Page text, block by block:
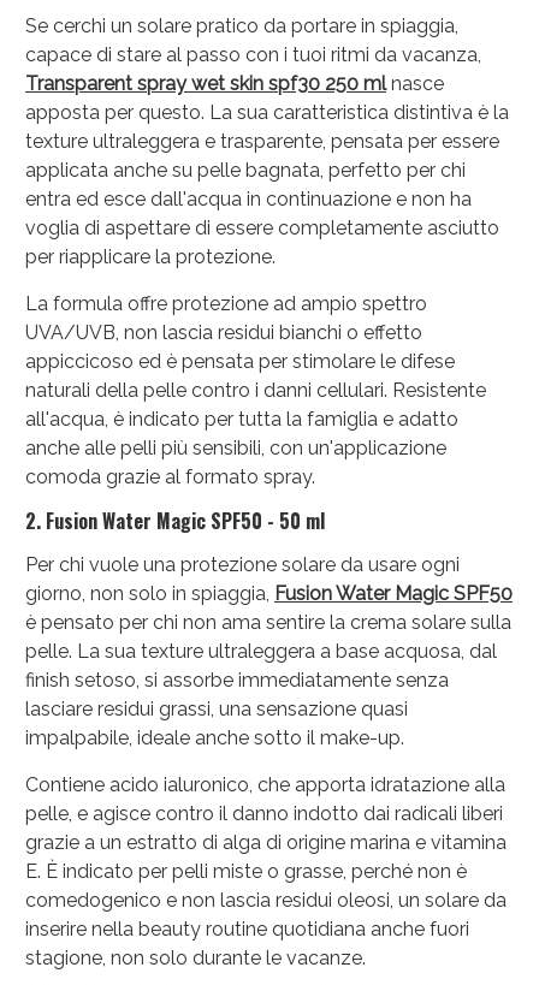
Se cerchi un solare pratico da portare in spiaggia,
capace di stare al passo con i tuoi ritmi da vacanza,
Transparent spray wet skin spf30 250 mlnasce
apposta per questo. La sua caratteristica distintiva è la
texture ultraleggera e trasparente, pensata per essere
applicata anche su pelle bagnata, perfetto per chi
entra ed esce dall'acqua in continuazione e non ha
voglia di aspettare di essere completamente asciutto
per riapplicare la protezione.
La formula offre protezione ad ampio spettro
UVA/UVB, non lascia residui bianchi o effetto
appiccicoso ed è pensata per stimolare le difese
naturali della pelle contro i danni cellulari. Resistente
all'acqua, è indicato per tutta la famiglia e adatto
anche alle pelli più sensibili, con un'applicazione
comoda grazie al formato spray.
2. Fusion Water Magic SPF50 - 50 ml
Per chi vuole una protezione solare da usare ogni
giorno, non solo in spiaggia, Fusion Water Magic SPF50
è pensato per chi non ama sentire la crema solare sulla
pelle. La sua texture ultraleggera a base acquosa, dal
finish setoso, si assorbe immediatamente senza
lasciare residui grassi, una sensazione quasi
impalpabile, ideale anche sotto il make-up.
Contiene acido ialuronico, che apporta idratazione alla
pelle, e agisce contro il danno indotto dai radicali liberi
grazie a un estratto di alga di origine marina e vitamina
E. È indicato per pelli miste o grasse, perché non è
comedogenico e non lascia residui oleosi, un solare da
inserire nella beauty routine quotidiana anche fuori
stagione, non solo durante le vacanze.
Scopri le offerte di Oggi